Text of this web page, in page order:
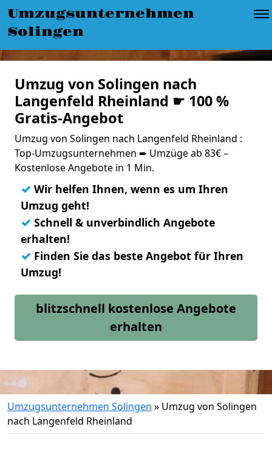
Umzugsunternehmen
Solingen
Umzug von Solingen nach
Langenfeld Rheinland ☛ 100 %
Gratis-Angebot
Umzug von Solingen nach Langenfeld Rheinland :
Top-Umzugsunternehmen ➨ Umzüge ab 83€ –
Kostenlose Angebote in 1 Min.
✓ Wir helfen Ihnen, wenn es um Ihren
Umzug geht!
✓ Schnell & unverbindlich Angebote
erhalten!
✓ Finden Sie das beste Angebot für Ihren
Umzug!
blitzschnell kostenlose Angebote
erhalten
Umzugsunternehmen Solingen » Umzug von Solingen
nach Langenfeld Rheinland